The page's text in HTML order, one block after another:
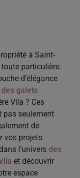
à Saint-
particulière.
d’élégance
des galets
Vila ? Ces
pas seulement
de
vos projets
l’univers des
et découvrir
espace